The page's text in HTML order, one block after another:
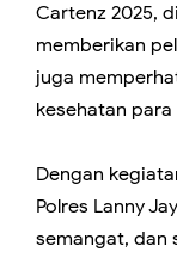
Cartenz 2025,
memberikan
juga
kesehatan
Dengan
Polres Lanny
semangat, dan